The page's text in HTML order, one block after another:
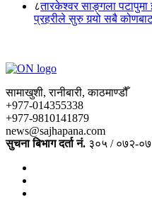
८तारकेश्वर साङ्गला पटापुमा
प्रहरीले सुरु गर्‍यो सबै
सामाखुशी, रानीबारी, काठमाण्डौँ
+977-014355338
+977-9810141879
news@sajhapana.com
सुचना बिभाग दर्ता नं. ३०५ / ०७२-